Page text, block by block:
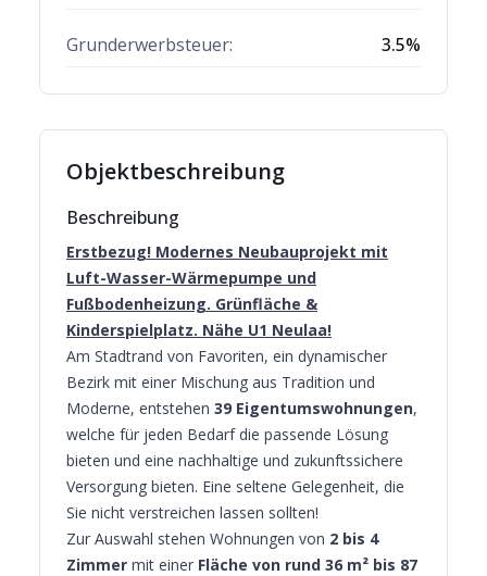
Grunderwerbsteuer: 3.5%
Objektbeschreibung
Beschreibung
Erstbezug! Modernes Neubauprojekt mit
Luft-Wasser-Wärmepumpe und
Fußbodenheizung. Grünfläche &
Kinderspielplatz. Nähe U1 Neulaa!
Am Stadtrand von Favoriten, ein dynamischer
Bezirk mit einer Mischung aus Tradition und
Moderne, entstehen 39 Eigentumswohnungen,
welche für jeden Bedarf die passende Lösung
bieten und eine nachhaltige und zukunftssichere
Versorgung bieten. Eine seltene Gelegenheit, die
Sie nicht verstreichen lassen sollten!
Zur Auswahl stehen Wohnungen von 2 bis 4
Zimmer mit einer Fläche von rund 36 m² bis 87